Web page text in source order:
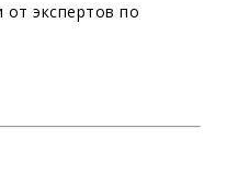
экспертов по